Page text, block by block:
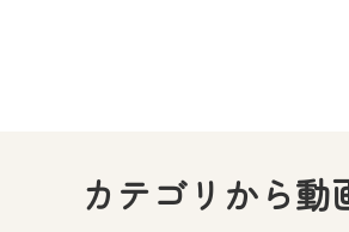
カテゴリから動